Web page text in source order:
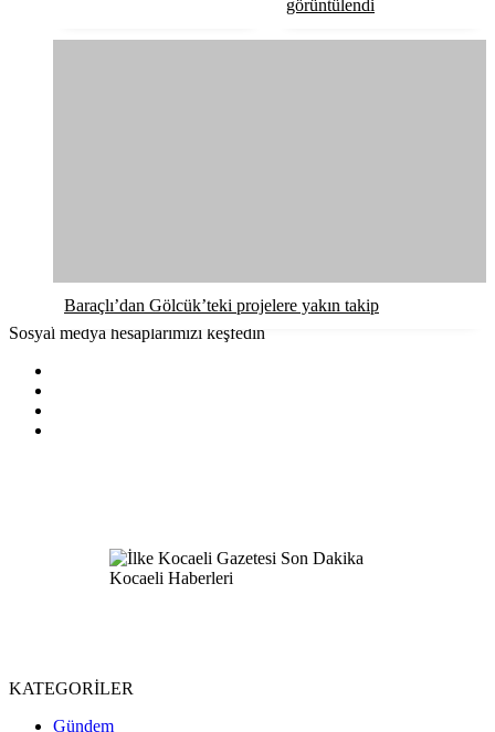
görüntülendi
Baraçlı’dan Gölcük’teki projelere yakın takip
Sosyal medya hesaplarımızı keşfedin
KATEGORİLER
Gündem